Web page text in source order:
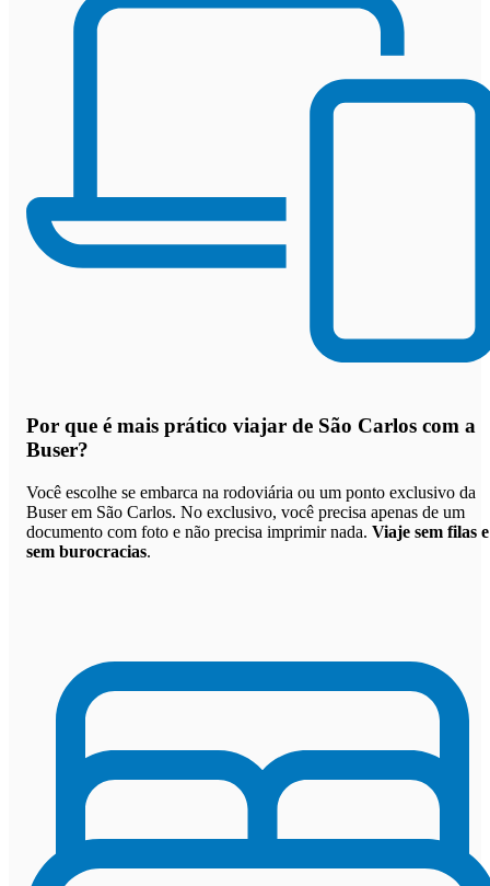
Por que é mais prático viajar de São Carlos com a
Buser?
Você escolhe se embarca na rodoviária ou um ponto exclusivo da
Buser em São Carlos. No exclusivo, você precisa apenas de um
documento com foto e não precisa imprimir nada. Viaje sem filas e
sem burocracias.